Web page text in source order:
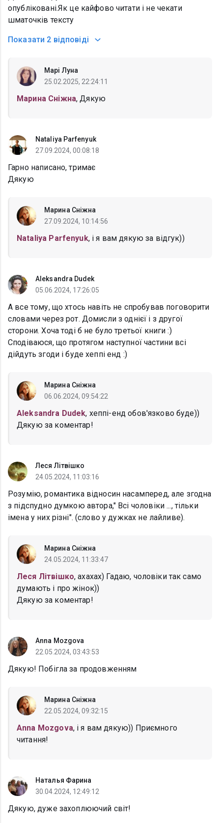
опубліковані.Як це кайфово читати і не чекати
шматочків тексту
Показати 2 відповіді
Марі Луна
25.02.2025, 22:24:11
Марина Сніжна, Дякую
Nataliya Parfenyuk
27.09.2024, 00:08:18
Гарно написано, тримає
Дякую
Марина Сніжна
27.09.2024, 10:14:56
Nataliya Parfenyuk, і я вам дякую за відгук))
Aleksandra Dudek
05.06.2024, 17:26:05
А все тому, що хтось навіть не спробував поговорити
словами через рот. Домисли з однієї і з другої
сторони. Хоча тоді б не було третьої книги :)
Сподіваюся, що протягом наступної частини всі
дійдуть згоди і буде хеппі енд :)
Марина Сніжна
06.06.2024, 09:54:22
Aleksandra Dudek, хеппі-енд обов'язково буде))
Дякую за коментар!
Леся Літвішко
24.05.2024, 11:03:16
Розумію, романтика відносин насамперед, але згодна
з підспудно думкою автора," Всі чоловіки ..., тільки
імена у них різні". (слово у дужках не лайливе).
Марина Сніжна
24.05.2024, 11:33:47
Леся Літвішко, ахахах) Гадаю, чоловіки так само
думають і про жінок))
Дякую за коментар!
Anna Mozgova
22.05.2024, 03:43:53
Дякую! Побігла за продовженням
Марина Сніжна
22.05.2024, 09:32:15
Anna Mozgova, і я вам дякую)) Приємного
читання!
Наталья Фарина
30.04.2024, 12:49:12
Дякую, дуже захоплюючий світ!